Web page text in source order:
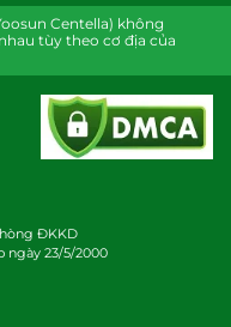
Centella) không
tùy theo cơ địa của
ĐKKD
ngày 23/5/2000